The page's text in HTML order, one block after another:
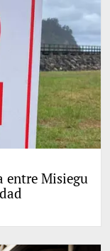
entre Misiegu